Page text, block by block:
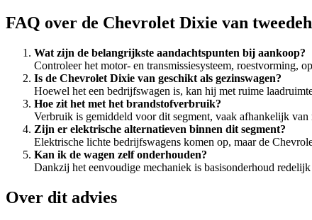
FAQ over de Chevrolet Dixie van
Wat zijn de belangrijkste aandachtspunten bij aankoop?
Controleer het motor- en transmissiesysteem, roestvorming,
Is de Chevrolet Dixie van geschikt als gezinswagen?
Hoewel het een bedrijfswagen is, kan hij met ruime
Hoe zit het met het brandstofverbruik?
Verbruik is gemiddeld voor dit segment, vaak afhankelijk
Zijn er elektrische alternatieven binnen dit segment?
Elektrische lichte bedrijfswagens komen op, maar de
Kan ik de wagen zelf onderhouden?
Dankzij het eenvoudige mechaniek is basisonderhoud
Over dit advies